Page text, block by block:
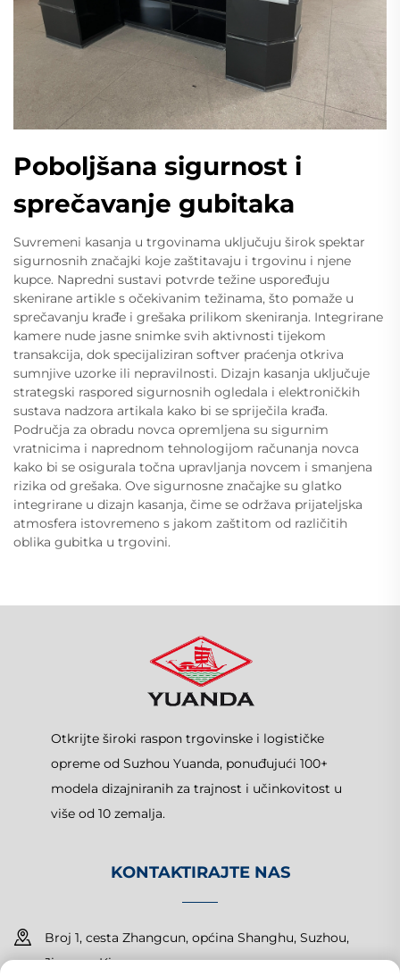
Poboljšana sigurnost i
sprečavanje gubitaka
Suvremeni kasanja u trgovinama uključuju širok spektar
sigurnosnih značajki koje zaštitavaju i trgovinu i njene
kupce. Napredni sustavi potvrde težine uspoređuju
skenirane artikle s očekivanim težinama, što pomaže u
sprečavanju krađe i grešaka prilikom skeniranja. Integrirane
kamere nude jasne snimke svih aktivnosti tijekom
transakcija, dok specijaliziran softver praćenja otkriva
sumnjive uzorke ili nepravilnosti. Dizajn kasanja uključuje
strategski raspored sigurnosnih ogledala i elektroničkih
sustava nadzora artikala kako bi se spriječila krađa.
Područja za obradu novca opremljena su sigurnim
vratnicima i naprednom tehnologijom računanja novca
kako bi se osigurala točna upravljanja novcem i smanjena
rizika od grešaka. Ove sigurnosne značajke su glatko
integrirane u dizajn kasanja, čime se održava prijateljska
atmosfera istovremeno s jakom zaštitom od različitih
oblika gubitka u trgovini.
Otkrijte široki raspon trgovinske i logističke
opreme od Suzhou Yuanda, ponuđujući 100+
modela dizajniranih za trajnost i učinkovitost u
više od 10 zemalja.
KONTAKTIRAJTE NAS
Broj 1, cesta Zhangcun, općina Shanghu, Suzhou,
Jiangsu, Kina